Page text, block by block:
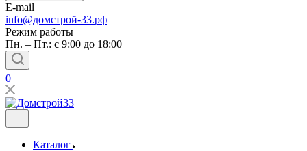
E-mail
info@домстрой-33.рф
Режим работы
Пн. – Пт.: с 9:00 до 18:00
0
Каталог